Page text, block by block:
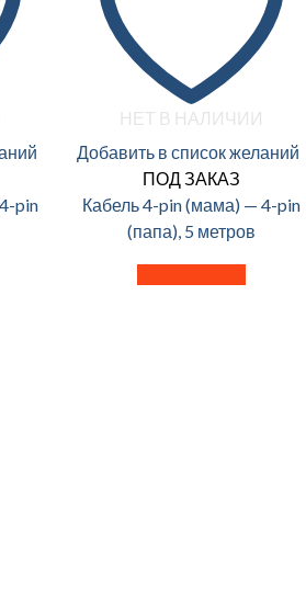
pin
Добавить в список желаний
НЕТ В НАЛИЧИИ
ПОД ЗАКАЗ
Кабель 4-pin (мама) — 4-pin
(папа), 5 метров